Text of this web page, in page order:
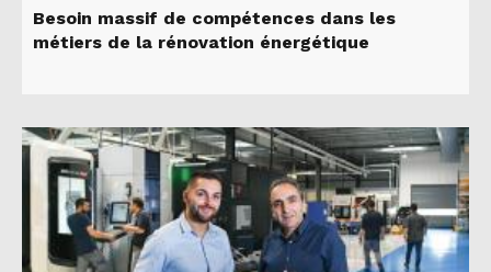
Besoin massif de compétences dans les
métiers de la rénovation énergétique